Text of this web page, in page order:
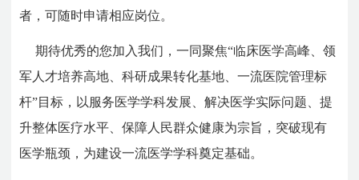
者，可随时申请相应岗位。
期待优秀的您加入我们，一同聚焦“临床医学高峰、领
军人才培养高地、科研成果转化基地、一流医院管理标
杆”目标，以服务医学学科发展、解决医学实际问题、提
升整体医疗水平、保障人民群众健康为宗旨，突破现有
医学瓶颈，为建设一流医学学科奠定基础。